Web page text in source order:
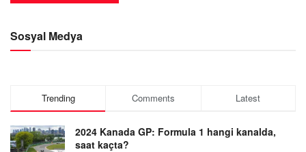
Sosyal Medya
Trending Comments Latest
2024 Kanada GP: Formula 1 hangi kanalda,
saat kaçta?